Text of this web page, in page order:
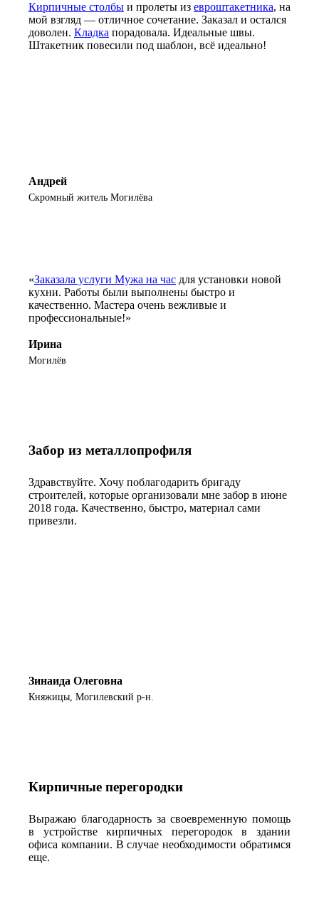
Кирпичные столбы и пролеты из евроштакетника, на
мой взгляд — отличное сочетание. Заказал и остался
доволен. Кладка порадовала. Идеальные швы.
Штакетник повесили под шаблон, всё идеально!
Андрей
Скромный житель Могилёва
«Заказала услуги Мужа на час для установки новой
кухни. Работы были выполнены быстро и
качественно. Мастера очень вежливые и
профессиональные!»
Ирина
Могилёв
Забор из металлопрофиля
Здравствуйте. Хочу поблагодарить бригаду
строителей, которые организовали мне забор в июне
2018 года. Качественно, быстро, материал сами
привезли.
Зинаида Олеговна
Княжицы, Могилевский р-н.
Кирпичные перегородки
Выражаю благодарность за своевременную помощь
в устройстве кирпичных перегородок в здании
офиса компании. В случае необходимости обратимся
еще.